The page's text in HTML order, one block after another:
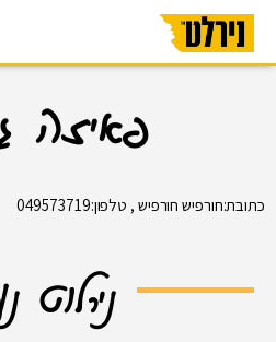
פאיזה
כתובת:חורפיש חורפיש , טלפון:049573719
נירלוט